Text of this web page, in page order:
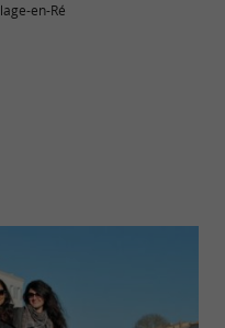
en-Ré